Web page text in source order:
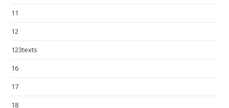
11
12
123texts
16
17
18